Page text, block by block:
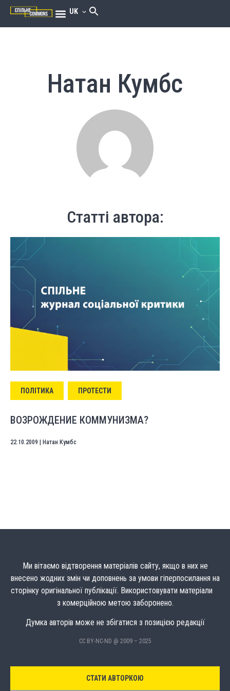
UK
Натан Кумбс
Статті автора:
ПОЛІТИКА ПРОТЕСТИ
ВОЗРОЖДЕНИЕ КОММУНИЗМА?
22.10.2009 Натан Кумбс
Ми вітаємо відтворення матеріалів сайту, якщо в них не
внесено жодних змін чи доповнень за умови гіперпосилання на
сторінку оригінальної публікації. Використовувати матеріали
з комерційною метою заборонено.
Думка авторів може не збігатися з позицією редакції
CC BY-NC-ND @ 2009 – 2025
СТАТИ АВТОРКОЮ